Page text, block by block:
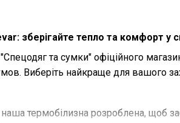
зберігайте тепло та комфорт у
та сумки" офіційного
Виберіть найкраще для вашого
наша термобілизна розроблена, щоб